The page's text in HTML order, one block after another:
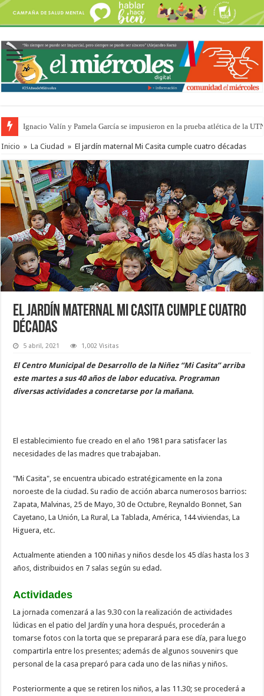
Ignacio Valín y Pamela García se impusieron en la prueba atlética de la
Traigo el litoral en mi canción: 100 años de Aníbal Sampayo
Inicio » La Ciudad » El jardín maternal Mi Casita cumple cuatro décadas
El jardín maternal Mi Casita cumple cuatro
décadas
5 abril, 2021 1,002 Visitas
El Centro Municipal de Desarrollo de la Niñez “Mi Casita” arriba
este martes a sus 40 años de labor educativa. Programan
diversas actividades a concretarse por la mañana.
El establecimiento fue creado en el año 1981 para satisfacer las
necesidades de las madres que trabajaban.
"Mi Casita", se encuentra ubicado estratégicamente en la zona
noroeste de la ciudad. Su radio de acción abarca numerosos barrios:
Zapata, Malvinas, 25 de Mayo, 30 de Octubre, Reynaldo Bonnet, San
Cayetano, La Unión, La Rural, La Tablada, América, 144 viviendas, La
Higuera, etc.
Actualmente atienden a 100 niñas y niños desde los 45 días hasta los 3
años, distribuidos en 7 salas según su edad.
Actividades
La jornada comenzará a las 9.30 con la realización de actividades
lúdicas en el patio del Jardín y una hora después, procederán a
tomarse fotos con la torta que se preparará para ese día, para luego
compartirla entre los presentes; además de algunos souvenirs que
personal de la casa preparó para cada uno de las niñas y niños.
Posteriormente a que se retiren los niños, a las 11.30; se procederá a